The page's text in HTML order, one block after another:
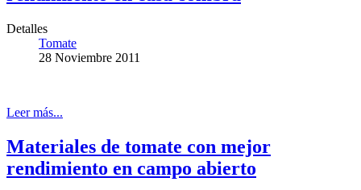
Detalles
Tomate
28 Noviembre 2011
Leer más...
Materiales de tomate con mejor
rendimiento en campo abierto